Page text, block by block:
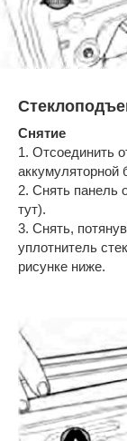
Снятие
1. Отсоединить
аккумуляторной
2. Снять панель
тут).
3. Снять,
уплотнитель
рисунке ниже.